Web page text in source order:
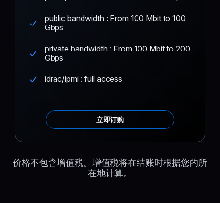
public bandwidth : From 100 Mbit to 100
Gbps
private bandwidth : From 100 Mbit to 200
Gbps
idrac/ipmi : full access
立即订购
价格不包含增值税。增值税将在结账时根据您的所
在地计算。